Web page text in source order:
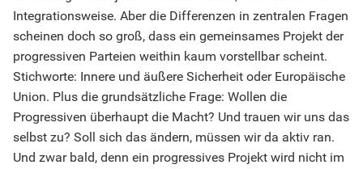
Integrationsweise. Aber die Differenzen in zentralen Fragen
scheinen doch so groß, dass ein gemeinsames Projekt der
progressiven Parteien weithin kaum vorstellbar scheint.
Stichworte: Innere und äußere Sicherheit oder Europäische
Union. Plus die grundsätzliche Frage: Wollen die
Progressiven überhaupt die Macht? Und trauen wir uns das
selbst zu? Soll sich das ändern, müssen wir da aktiv ran.
Und zwar bald, denn ein progressives Projekt wird nicht im